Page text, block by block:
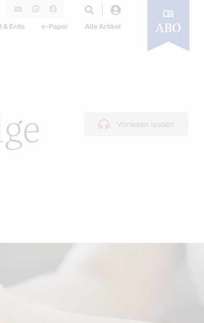
Facebook
& Erde e-Paper Alle Artikel ABO
Vorlesen lassen